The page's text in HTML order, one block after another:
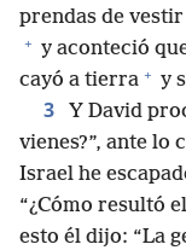
prendas de
+ y aconteció
cayó a tierra + y
3
Y David
vienes?”, ante lo
Israel he
“¿Cómo resultó
esto él dijo: “La